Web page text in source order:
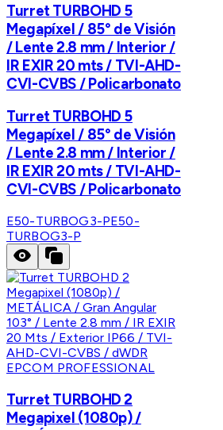
Turret TURBOHD 5
Megapíxel / 85° de Visión
/ Lente 2.8 mm / Interior /
IR EXIR 20 mts / TVI-AHD-
CVI-CVBS / Policarbonato
Turret TURBOHD 5
Megapíxel / 85° de Visión
/ Lente 2.8 mm / Interior /
IR EXIR 20 mts / TVI-AHD-
CVI-CVBS / Policarbonato
E50-TURBOG3-PE50-
TURBOG3-P
EPCOM PROFESSIONAL
Turret TURBOHD 2
Megapixel (1080p) /